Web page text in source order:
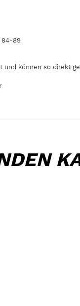
89
können so direkt